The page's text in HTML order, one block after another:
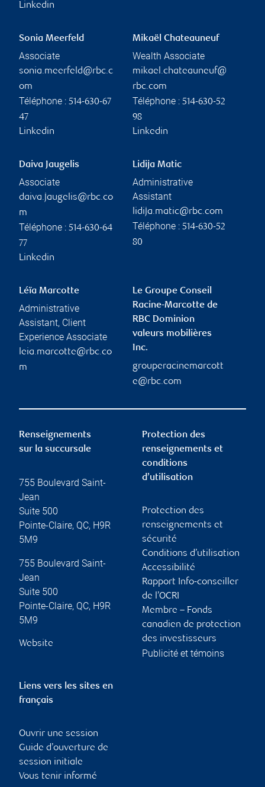
Linkedin
Sonia Meerfeld
Associate
sonia.meerfeld@rbc.c
om
Téléphone : 514-630-67
47
Linkedin
Mikaël Chateauneuf
Wealth Associate
mikael.chateauneuf@
rbc.com
Téléphone : 514-630-52
98
Linkedin
Daiva Jaugelis
Associate
daiva.jaugelis@rbc.co
m
Téléphone : 514-630-64
77
Linkedin
Lidija Matic
Administrative
Assistant
lidija.matic@rbc.com
Téléphone : 514-630-52
80
Léïa Marcotte
Administrative
Assistant, Client
Experience Associate
leia.marcotte@rbc.co
m
Le Groupe Conseil
Racine-Marcotte de
RBC Dominion
valeurs mobilières
Inc.
grouperacinemarcott
e@rbc.com
Renseignements
sur la succursale
755 Boulevard Saint-
Jean
Suite 500
Pointe-Claire, QC, H9R
5M9
755 Boulevard Saint-
Jean
Suite 500
Pointe-Claire, QC, H9R
5M9
Website
Protection des
renseignements et
conditions
d’utilisation
Protection des
renseignements et
sécurité
Conditions d’utilisation
Accessibilité
Rapport Info-conseiller
de l’OCRI
Membre – Fonds
canadien de protection
des investisseurs
Publicité et témoins
Liens vers les sites en
français
Ouvrir une session
Guide d’ouverture de
session initiale
Vous tenir informé